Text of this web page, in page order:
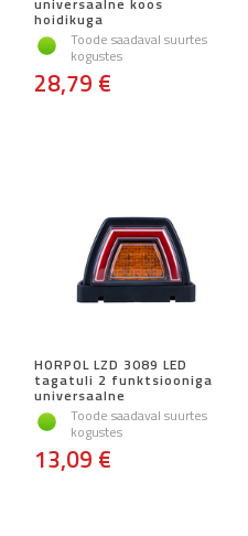
hoidikuga
Toode saadaval suurtes
kogustes
28,79 €
HORPOL LZD 3089 LED
tagatuli 2 funktsiooniga
universaalne
Toode saadaval suurtes
kogustes
13,09 €